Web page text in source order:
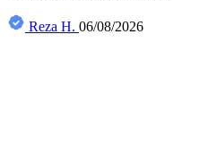
Reza H. 06/08/2026